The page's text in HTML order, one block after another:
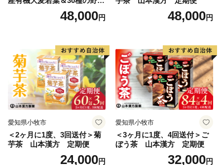
菜 山本漢方 定期便
48,000円 48,000円
愛知県小牧市
＜2ヶ月に1度、3回送付＞菊
芋茶 山本漢方 定期便
24,000円
愛知県小牧市
＜3ヶ月に1度、4回送付＞ご
ぼう茶 山本漢方 定期便
32,000円